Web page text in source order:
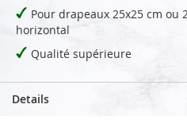
Pour drapeaux 25x25 cm ou
horizontal
Qualité supérieure
Details